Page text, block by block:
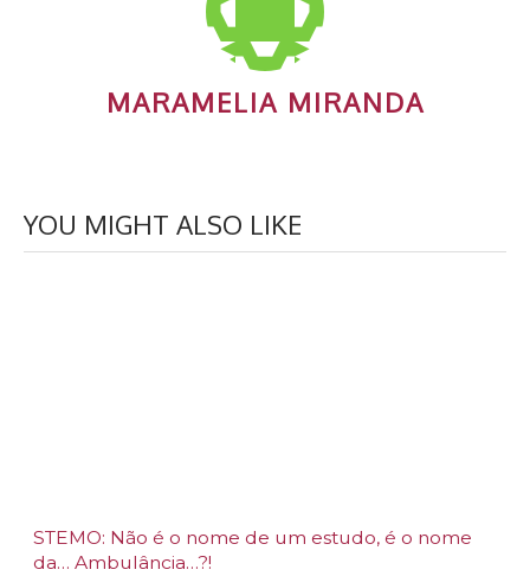
MARAMELIA MIRANDA
YOU MIGHT ALSO LIKE
STEMO: Não é o nome de um estudo, é o nome
da… Ambulância…?!